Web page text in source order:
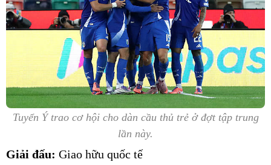
Tuyển Ý trao cơ hội cho dàn cầu thủ trẻ ở đợt tập trung
lần này.
Giải đấu: Giao hữu quốc tế